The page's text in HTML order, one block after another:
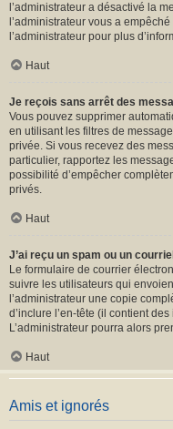
l’administrateur a désactivé la
l’administrateur vous a
l’administrateur pour plus
Haut
Je reçois sans arrêt des
Vous pouvez supprimer
en utilisant les filtres de
privée. Si vous recevez des
particulier, rapportez les
possibilité d’empêcher
privés.
Haut
J’ai reçu un spam ou un
Le formulaire de courrier
suivre les utilisateurs qui
l’administrateur une copie
d’inclure l’en-tête (il contient
L’administrateur pourra alors
Haut
Amis et ignorés